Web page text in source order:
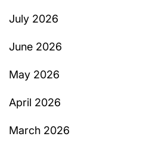
July 2026
June 2026
May 2026
April 2026
March 2026